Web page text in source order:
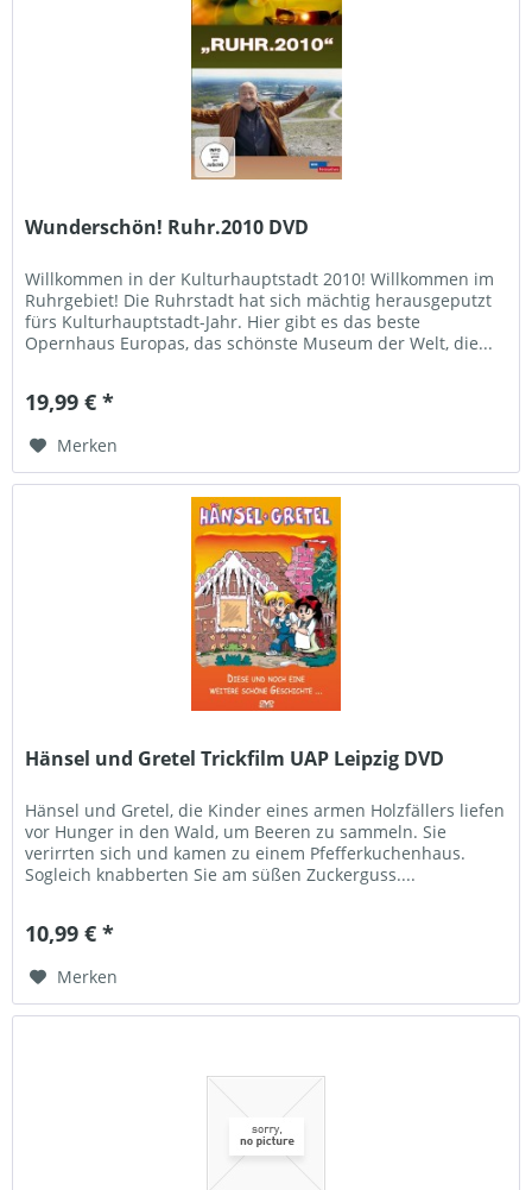
Wunderschön! Ruhr.2010 DVD
Willkommen in der Kulturhauptstadt 2010! Willkommen im
Ruhrgebiet! Die Ruhrstadt hat sich mächtig herausgeputzt
fürs Kulturhauptstadt-Jahr. Hier gibt es das beste
Opernhaus Europas, das schönste Museum der Welt, die...
19,99 € *
Merken
Hänsel und Gretel Trickfilm UAP Leipzig DVD
Hänsel und Gretel, die Kinder eines armen Holzfällers liefen
vor Hunger in den Wald, um Beeren zu sammeln. Sie
verirrten sich und kamen zu einem Pfefferkuchenhaus.
Sogleich knabberten Sie am süßen Zuckerguss....
10,99 € *
Merken